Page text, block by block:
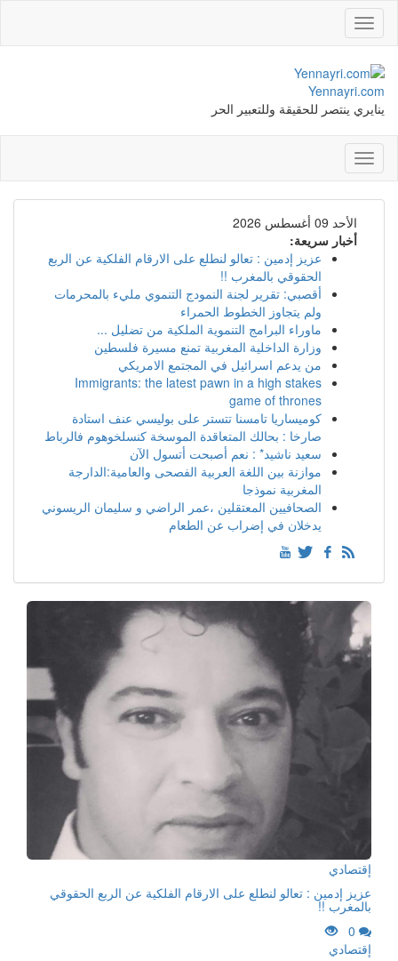
Toggle
navigation
Yennayri.com
ينايري ينتصر للحقيقة وللتعبير الحر
Toggle
navigation
الأحد 09 أغسطس 2026
أخبار سريعة:
عزيز إدمين : تعالو لنطلع على الارقام الفلكية عن الربع
الحقوقي بالمغرب !!
أقصبي: تقرير لجنة النمودج التنموي مليء بالمحرمات
ولم يتجاوز الخطوط الحمراء
ماوراء البرامج التنموية الملكية من تضليل ...
وزارة الداخلية المغربية تمنع مسيرة فلسطين
من يدعم اسرائيل في المجتمع الامريكي
Immigrants: the latest pawn in a high stakes
game of thrones
كوميساريا تامسنا تتستر على بوليسي عنف استادة
صارخا : بحالك المتعاقدة الموسخة كنسلخوهوم فالرباط
سعيد ناشيد* : نعم أصبحت أتسول الآن
موازنة بين اللغة العربية الفصحى والعامية:الدارجة
المغربية نموذجا
الصحافيين المعتقلين ،عمر الراضي و سليمان الريسوني
يدخلان في إضراب عن الطعام
إقتصادي
عزيز إدمين : تعالو لنطلع على الارقام الفلكية عن الربع الحقوقي
بالمغرب !!
0
إقتصادي